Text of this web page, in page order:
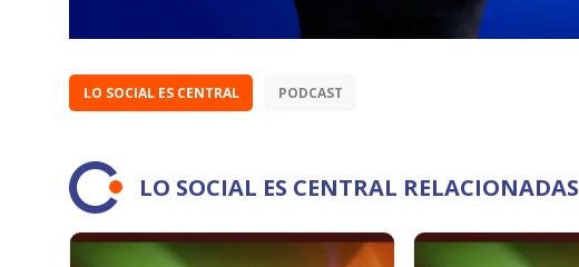
LO SOCIAL ES CENTRAL PODCAST
LO SOCIAL ES CENTRAL RELACIONADAS